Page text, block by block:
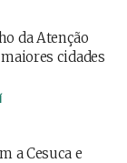
da Atenção
cidades
a Cesuca e